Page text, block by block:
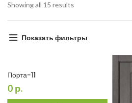
Showing all 15 results
Показать фильтры
Порта-11
0 р.